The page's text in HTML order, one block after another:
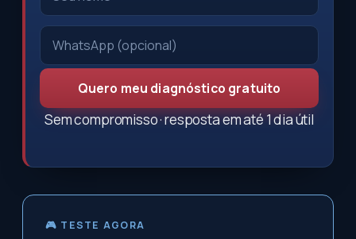
Quero meu diagnóstico gratuito
Sem compromisso · resposta em até 1 dia útil
🎮 TESTE AGORA